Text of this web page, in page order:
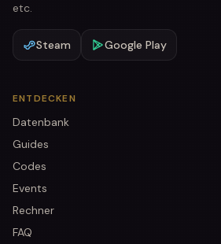
etc.
Steam Google Play
ENTDECKEN
Datenbank
Guides
Codes
Events
Rechner
FAQ